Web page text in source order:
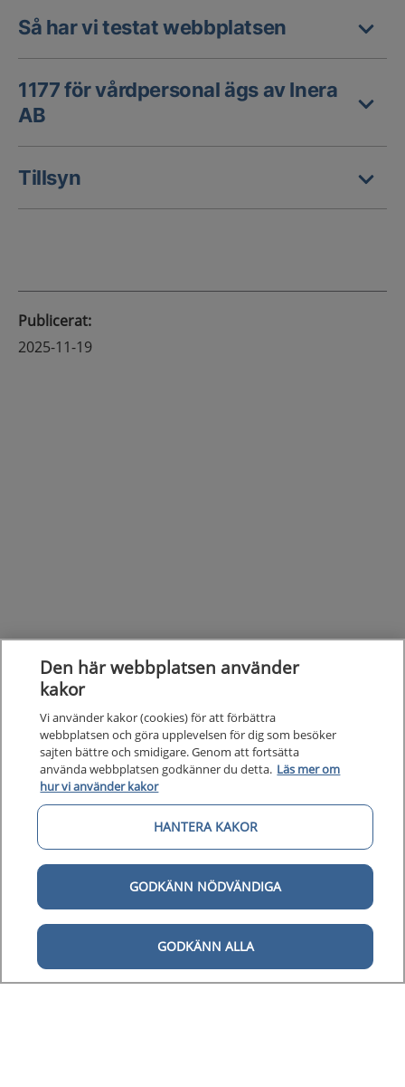
Så har vi testat webbplatsen
1177 för vårdpersonal ägs av Inera
AB
Tillsyn
Publicerat:
2025-11-19
Om 1177 för vårdpersonal Om
Digital tillgänglighet Digital
Den här webbplatsen använder
kakor
Vi använder kakor (cookies) för att förbättra
webbplatsen och göra upplevelsen för dig som besöker
sajten bättre och smidigare. Genom att fortsätta
använda webbplatsen godkänner du detta. Läs mer om
hur vi använder kakor
HANTERA KAKOR
GODKÄNN NÖDVÄNDIGA
GODKÄNN ALLA